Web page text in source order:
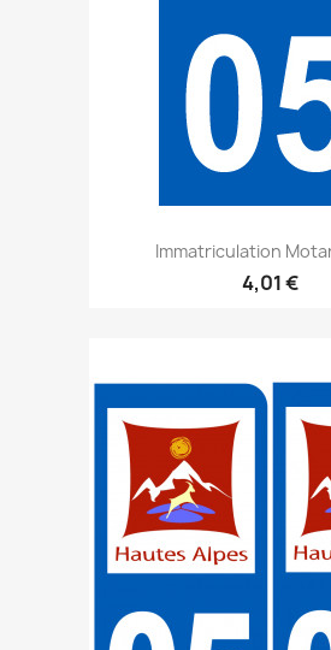
Immatriculation
4,01 €